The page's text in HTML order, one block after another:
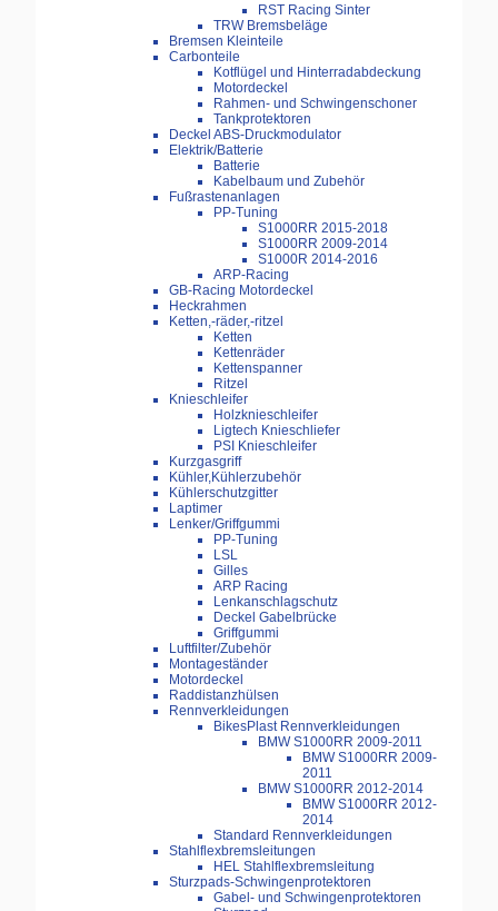
RST Racing Sinter
TRW Bremsbeläge
Bremsen Kleinteile
Carbonteile
Kotflügel und Hinterradabdeckung
Motordeckel
Rahmen- und Schwingenschoner
Tankprotektoren
Deckel ABS-Druckmodulator
Elektrik/Batterie
Batterie
Kabelbaum und Zubehör
Fußrastenanlagen
PP-Tuning
S1000RR 2015-2018
S1000RR 2009-2014
S1000R 2014-2016
ARP-Racing
GB-Racing Motordeckel
Heckrahmen
Ketten,-räder,-ritzel
Ketten
Kettenräder
Kettenspanner
Ritzel
Knieschleifer
Holzknieschleifer
Ligtech Knieschliefer
PSI Knieschleifer
Kurzgasgriff
Kühler,Kühlerzubehör
Kühlerschutzgitter
Laptimer
Lenker/Griffgummi
PP-Tuning
LSL
Gilles
ARP Racing
Lenkanschlagschutz
Deckel Gabelbrücke
Griffgummi
Luftfilter/Zubehör
Montageständer
Motordeckel
Raddistanzhülsen
Rennverkleidungen
BikesPlast Rennverkleidungen
BMW S1000RR 2009-2011
BMW S1000RR 2009-
2011
BMW S1000RR 2012-2014
BMW S1000RR 2012-
2014
Standard Rennverkleidungen
Stahlflexbremsleitungen
HEL Stahlflexbremsleitung
Sturzpads-Schwingenprotektoren
Gabel- und Schwingenprotektoren